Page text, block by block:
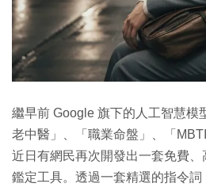
繼早前 Google 旗下的人工智慧模
老中醫」、「職業命盤」、「
近日有網民再次開發出一套免費、
鑑定工具。透過一套精選的指令詞